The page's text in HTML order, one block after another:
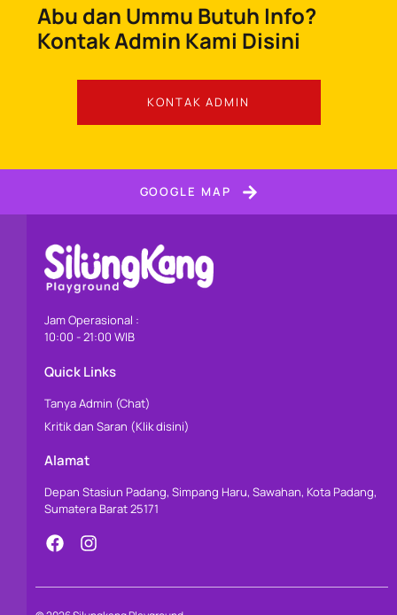
Abu dan Ummu Butuh Info?
Kontak Admin Kami Disini
KONTAK ADMIN
GOOGLE MAP
Jam Operasional :
10:00 - 21:00 WIB
Quick Links
Tanya Admin (Chat)
Kritik dan Saran (Klik disini)
Alamat
Depan Stasiun Padang, Simpang Haru, Sawahan, Kota Padang,
Sumatera Barat 25171
F
a
e
I
n
t